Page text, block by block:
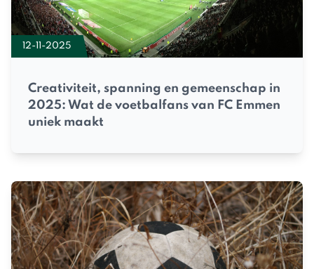
12-11-2025
Creativiteit, spanning en gemeenschap in
2025: Wat de voetbalfans van FC Emmen
uniek maakt